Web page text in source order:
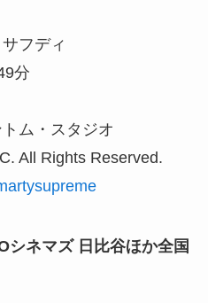
フディ
分
ム・スタジオ
All Rights Reserved.
シネマズ 日比谷ほか全国